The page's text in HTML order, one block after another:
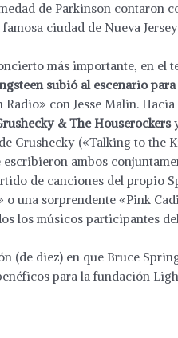
de Parkinson contaron
ciudad de Nueva
más importante, en el
subió al escenario
con Jesse Malin.
& The Houserockers
Grushecky («Talking to the
ambos
de canciones del propio
o una sorprendente «Pink
los músicos participantes
(de diez) en que Bruce
para la fundación